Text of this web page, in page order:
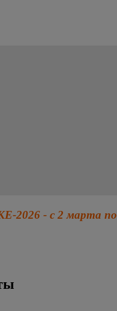
2026 - с 2 марта по